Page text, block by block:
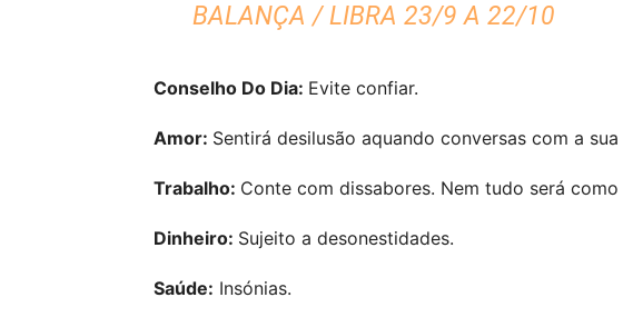
BALANÇA / LIBRA 23/9 A 22/10
Conselho Do Dia: Evite confiar.
Amor: Sentirá desilusão aquando conversas com a
Trabalho: Conte com dissabores. Nem tudo será como
Dinheiro: Sujeito a desonestidades.
Saúde: Insónias.